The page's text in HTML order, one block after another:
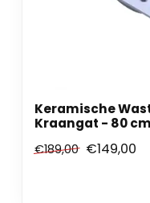
Keramische
Kraangat - 80
€189,00 €149,00